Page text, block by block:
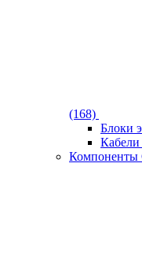
(168)
Блоки
Кабели
Компоненты